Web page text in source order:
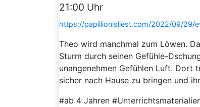
21:00 Uhr
https://papillionisliest.com/2022/09/29/
Theo wird manchmal zum Löwen.
Sturm durch seinen Gefühle-
unangenehmen Gefühlen Luft.
sicher nach Hause zu bringen und
#ab 4 Jahren